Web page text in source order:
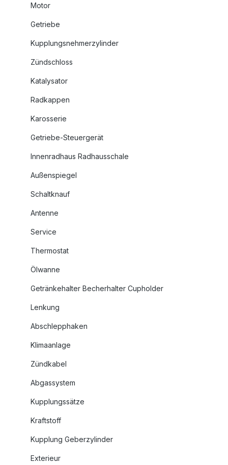
Motor
Getriebe
Kupplungsnehmerzylinder
Zündschloss
Katalysator
Radkappen
Karosserie
Getriebe-Steuergerät
Innenradhaus Radhausschale
Außenspiegel
Schaltknauf
Antenne
Service
Thermostat
Ölwanne
Getränkehalter Becherhalter Cupholder
Lenkung
Abschlepphaken
Klimaanlage
Zündkabel
Abgassystem
Kupplungssätze
Kraftstoff
Kupplung Geberzylinder
Exterieur